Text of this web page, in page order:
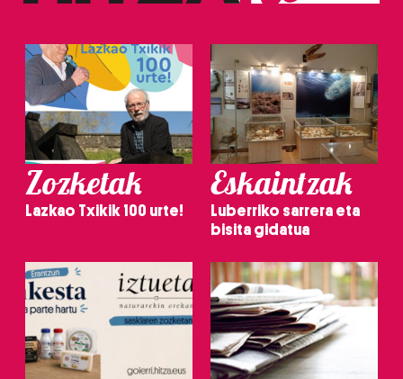
Zozketak
Lazkao Txikik 100 urte!
Eskaintzak
Luberriko sarrera eta
bisita gidatua